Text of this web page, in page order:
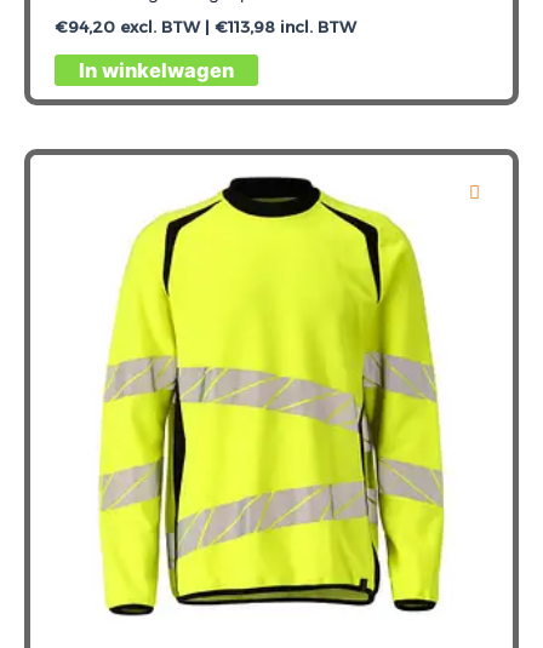
€94,20excl. BTW | €113,98incl. BTW
In winkelwagen
Dit
product
meerdere
variaties.
Deze
de
productpagina